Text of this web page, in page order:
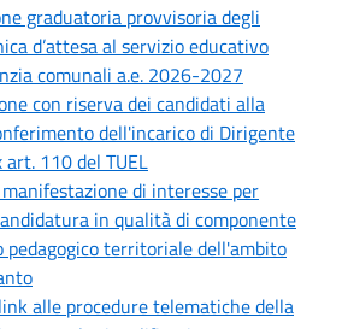
graduatoria provvisoria degli
d’attesa al servizio educativo
comunali a.e. 2026-2027
con riserva dei candidati alla
dell'incarico di Dirigente
110 del TUEL
di interesse per
in qualità di componente
pedagogico territoriale dell'ambito
alle procedure telematiche della